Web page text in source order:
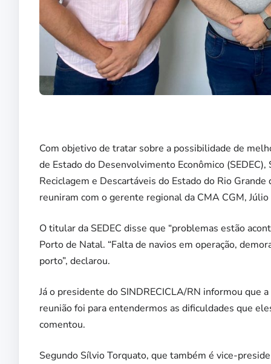
Com objetivo de tratar sobre a possibilidade de
de Estado do Desenvolvimento Econômico
Reciclagem e Descartáveis do Estado do Rio
reuniram com o gerente regional da CMA CGM,
O titular da SEDEC disse que “problemas estão
Porto de Natal. “Falta de navios em operação,
porto”, declarou.
Já o presidente do SINDRECICLA/RN informou que
reunião foi para entendermos as dificuldades que
comentou.
Segundo Sílvio Torquato, que também é vice-